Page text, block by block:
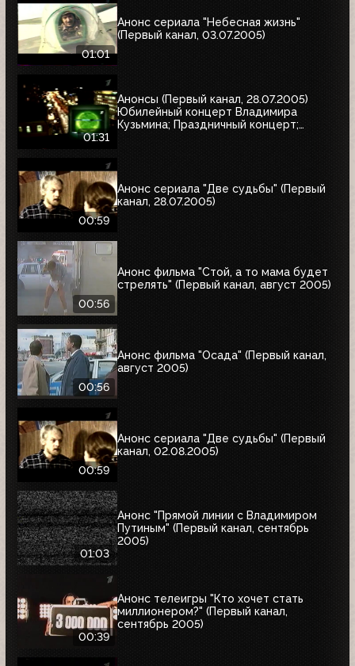
01:01
Анонс сериала "Небесная жизнь"
(Первый канал, 03.07.2005)
01:31
Анонсы (Первый канал, 28.07.2005)
Юбилейный концерт Владимира
Кузьмина; Праздничный концерт;
00:59
Анонс сериала "Две судьбы" (Первый
канал, 28.07.2005)
00:56
Анонс фильма "Стой, а то мама будет
стрелять" (Первый канал, август 2005)
00:56
Анонс фильма "Осада" (Первый канал,
август 2005)
00:59
Анонс сериала "Две судьбы" (Первый
канал, 02.08.2005)
01:03
Анонс "Прямой линии с Владимиром
Путиным" (Первый канал, сентябрь
2005)
00:39
Анонс телеигры "Кто хочет стать
миллионером?" (Первый канал,
сентябрь 2005)